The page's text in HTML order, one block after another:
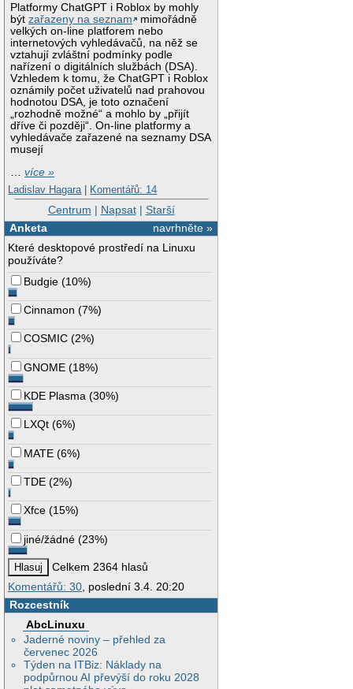
Platformy ChatGPT i Roblox by mohly
býtzařazeny na seznam
mimořádně
velkých on-line platforem nebo
internetových vyhledávačů, na něž se
vztahují zvláštní podmínky podle
nařízení o digitálních službách (DSA).
Vzhledem k tomu, že ChatGPT i Roblox
oznámily počet uživatelů nad prahovou
hodnotou DSA, je toto označení
„rozhodně možné“ a mohlo by „přijít
dříve či později“. On-line platformy a
vyhledávače zařazené na seznamy DSA
musejí
…více »
Ladislav Hagara | Komentářů: 14
Centrum | Napsat| Starší
navrhněte »
Anketa
Které desktopové prostředí na Linuxu
používáte?
Budgie (10%)
Cinnamon (7%)
COSMIC (2%)
GNOME (18%)
KDE Plasma (30%)
LXQt (6%)
MATE (6%)
TDE (2%)
Xfce (15%)
jiné/žádné (23%)
Celkem 2364 hlasů
Komentářů: 30, poslední 3.4. 20:20
Rozcestník
AbcLinuxu
Jaderné noviny – přehled za
červenec 2026
Týden na ITBiz: Náklady na
podpůrnou AI převýší do roku 2028